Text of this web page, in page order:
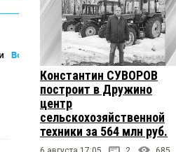
Константин СУВОРОВ
построит в Дружино
центр
сельскохозяйственной
техники за 564 млн руб.